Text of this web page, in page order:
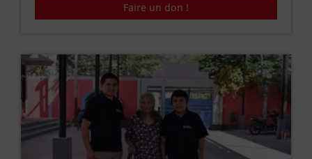
Faire un don !